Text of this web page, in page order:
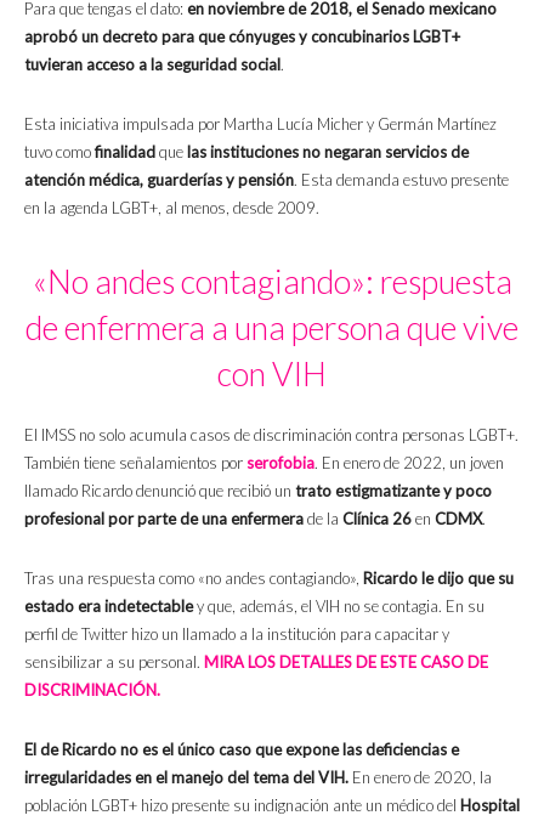
Para que tengas el dato: en noviembre de 2018, el Senado mexicano
aprobó un decreto para que cónyuges y concubinarios LGBT+
tuvieran acceso a la seguridad social.
Esta iniciativa impulsada por Martha Lucía Micher y Germán Martínez
tuvo comofinalidadquelas instituciones no negaran servicios de
atención médica, guarderías y pensión. Esta demanda estuvo presente
en la agenda LGBT+, al menos, desde 2009.
«No andes contagiando»: respuesta
de enfermera a una persona que vive
con VIH
El IMSS no solo acumula casos de discriminación contra personas LGBT+.
También tiene señalamientos por serofobia. En enero de 2022, un joven
llamado Ricardo denunció que recibió un trato estigmatizante y poco
profesional por parte de una enfermerade la Clínica 26en CDMX.
Tras una respuesta como «no andes contagiando», Ricardo le dijo que su
estado era indetectabley que, además, el VIH no se contagia. En su
perfil de Twitter hizo un llamado a la institución para capacitar y
sensibilizar a su personal. MIRA LOS DETALLES DE ESTE CASO DE
DISCRIMINACIÓN.
El de Ricardo no es el único caso que expone las deficiencias e
irregularidades en el manejo del tema del VIH. En enero de 2020, la
población LGBT+ hizo presente su indignación ante un médico del Hospital